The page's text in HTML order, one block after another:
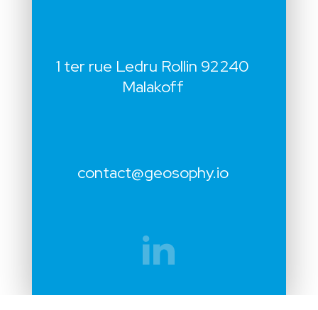
1 ter rue Ledru Rollin 92240
Malakoff
contact@geosophy.io